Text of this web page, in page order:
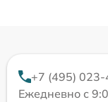
+7 (495)
Ежедневно с